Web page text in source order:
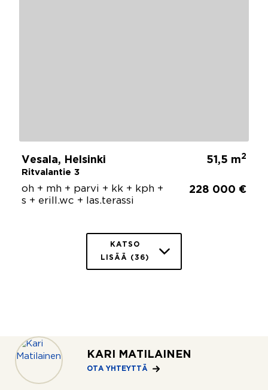
KARI MATILAINEN
OTA YHTEYTTÄ
Vesala, Helsinki
Ritvalantie 3
51,5 m2
oh + mh + parvi + kk + kph +
s + erill.wc + las.terassi
228 000 €
KATSO
LISÄÄ (36)